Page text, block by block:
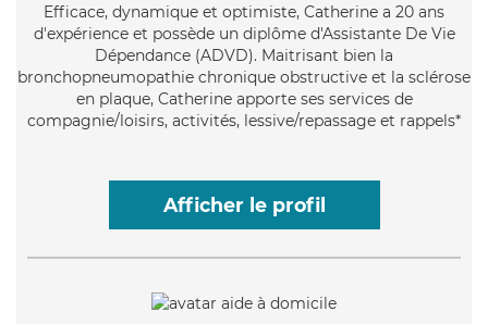
Efficace, dynamique et optimiste, Catherine a 20 ans
d'expérience et possède un diplôme d'Assistante De Vie
Dépendance (ADVD). Maitrisant bien la
bronchopneumopathie chronique obstructive et la sclérose
en plaque, Catherine apporte ses services de
compagnie/loisirs, activités, lessive/repassage et rappels*
Afficher le profil